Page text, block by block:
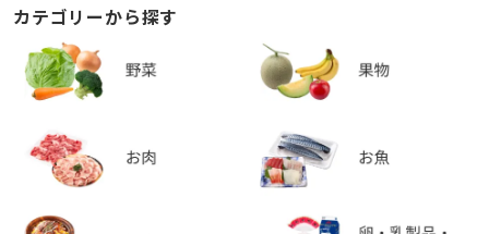
カテゴリーから探す